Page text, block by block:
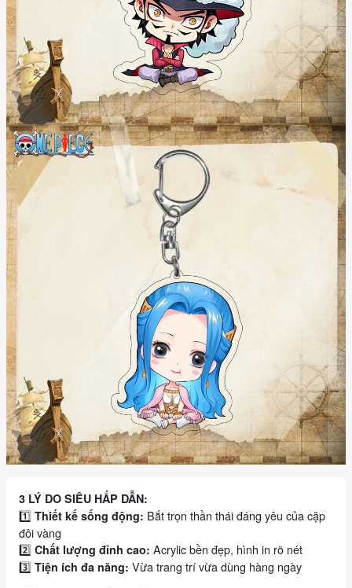
3 LÝ DO SIÊU HẤP DẪN:
1️⃣ Thiết kế sống động: Bắt trọn thần thái đáng yêu của cặp
đôi vàng
2️⃣ Chất lượng đỉnh cao: Acrylic bền đẹp, hình in rõ nét
3️⃣ Tiện ích đa năng: Vừa trang trí vừa dùng hàng ngày